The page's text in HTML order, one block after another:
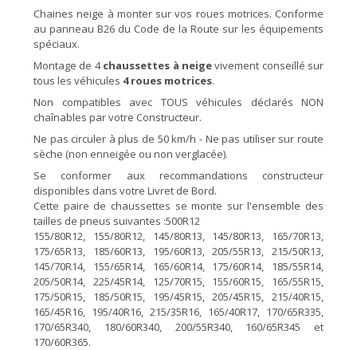
Chaines neige à monter sur vos roues motrices. Conforme
au panneau B26 du Code de la Route sur les équipements
spéciaux.
Montage de 4chaussettes à neigevivement conseillé sur
tous les véhicules 4 roues motrices.
Non compatibles avec TOUS véhicules déclarés NON
chaînables par votre Constructeur.
Ne pas circuler à plus de 50 km/h - Ne pas utiliser sur route
sèche (non enneigée ou non verglacée).
Se conformer aux recommandations constructeur
disponibles dans votre Livret de Bord.
Cette paire de chaussettes se monte sur l'ensemble des
tailles de pneus suivantes :500R12
155/80R12, 155/80R12, 145/80R13, 145/80R13, 165/70R13,
175/65R13, 185/60R13, 195/60R13, 205/55R13, 215/50R13,
145/70R14, 155/65R14, 165/60R14, 175/60R14, 185/55R14,
205/50R14, 225/45R14, 125/70R15, 155/60R15, 165/55R15,
175/50R15, 185/50R15, 195/45R15, 205/45R15, 215/40R15,
165/45R16, 195/40R16, 215/35R16, 165/40R17, 170/65R335,
170/65R340, 180/60R340, 200/55R340, 160/65R345 et
170/60R365.